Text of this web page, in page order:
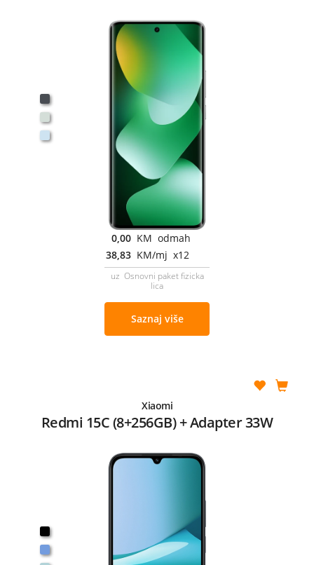
0,00 KM odmah
38,83 KM/mj x12
uz Osnovni paket fizicka
lica
Saznaj više
Xiaomi
Redmi 15C (8+256GB) + Adapter 33W